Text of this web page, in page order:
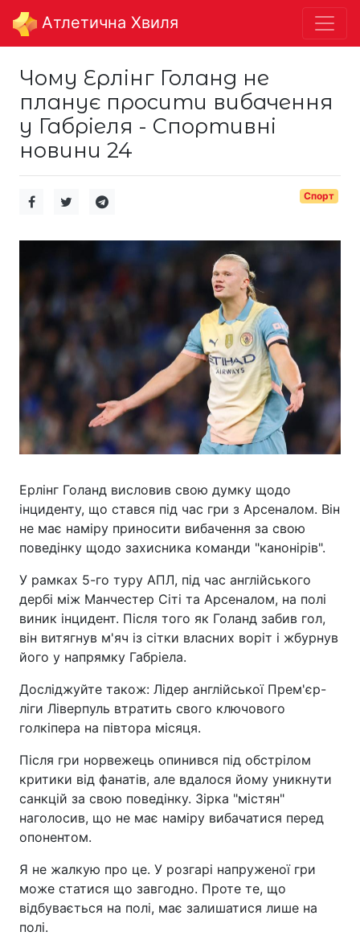
Aтлетична Хвиля
Чому Ерлінг Голанд не
планує просити вибачення
у Габріеля - Спортивні
новини 24
Спорт
Ерлінг Голанд висловив свою думку щодо
інциденту, що стався під час гри з Арсеналом. Він
не має наміру приносити вибачення за свою
поведінку щодо захисника команди "канонірів".
У рамках 5-го туру АПЛ, під час англійського
дербі між Манчестер Сіті та Арсеналом, на полі
виник інцидент. Після того як Голанд забив гол,
він витягнув м'яч із сітки власних воріт і жбурнув
його у напрямку Габріела.
Досліджуйте також: Лідер англійської Прем'єр-
ліги Ліверпуль втратить свого ключового
голкіпера на півтора місяця.
Після гри норвежець опинився під обстрілом
критики від фанатів, але вдалося йому уникнути
санкцій за свою поведінку. Зірка "містян"
наголосив, що не має наміру вибачатися перед
опонентом.
Я не жалкую про це. У розгарі напруженої гри
може статися що завгодно. Проте те, що
відбувається на полі, має залишатися лише на
полі.